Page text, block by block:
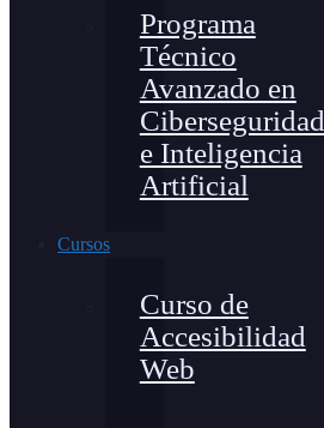
Programa
Técnico
Avanzado en
Ciberseguridad
e Inteligencia
Artificial
Cursos
Curso de
Accesibilidad
Web